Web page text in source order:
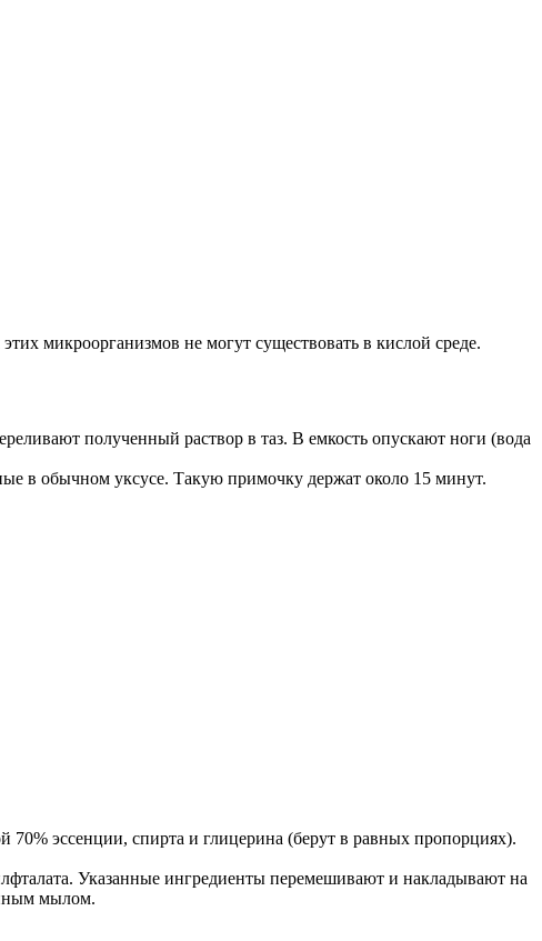
микроорганизмов не могут существовать в кислой среде.
полученный раствор в таз. В емкость опускают ноги (вода
в обычном уксусе. Такую примочку держат около 15 минут.
эссенции, спирта и глицерина (берут в равных пропорциях).
Указанные ингредиенты перемешивают и накладывают на
мылом.